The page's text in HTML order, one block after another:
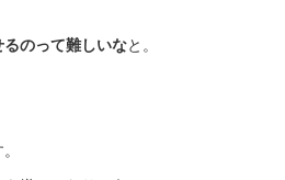
るのって難しいなと。